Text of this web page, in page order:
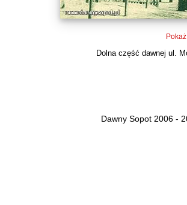
Dolna część dawnej ul.
Dawny Sopot 2006 -